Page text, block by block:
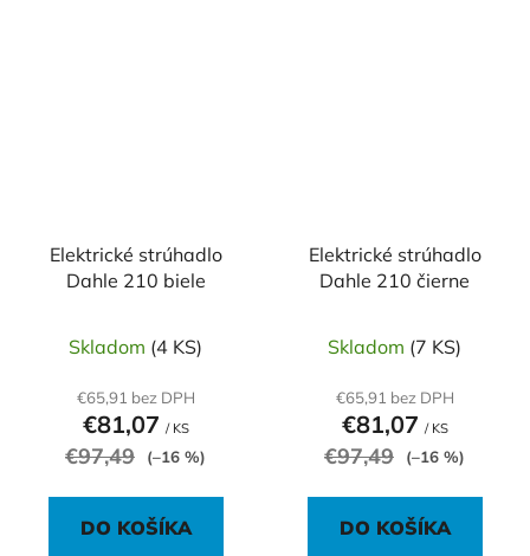
Elektrické strúhadlo
Dahle 210 biele
Skladom (4 KS)
€65,91 bez DPH
€81,07 / KS
€97,49 (–16 %)
DO KOŠÍKA
Elektrické strúhadlo
Dahle 210 čierne
Skladom (7 KS)
€65,91 bez DPH
€81,07 / KS
€97,49 (–16 %)
DO KOŠÍKA